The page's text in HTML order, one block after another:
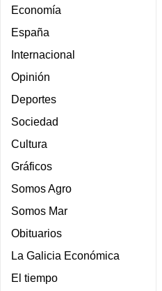
Economía
España
Internacional
Opinión
Deportes
Sociedad
Cultura
Gráficos
Somos Agro
Somos Mar
Obituarios
La Galicia Económica
El tiempo